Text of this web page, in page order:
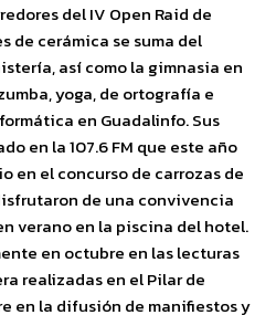
del IV Open Raid de
de cerámica se suma del
así como la gimnasia en
yoga, de ortografía e
en Guadalinfo. Sus
en la 107.6 FM que este año
en el concurso de carrozas de
de una convivencia
verano en la piscina del hotel.
en octubre en las lecturas
realizadas en el Pilar de
en la difusión de manifiestos y